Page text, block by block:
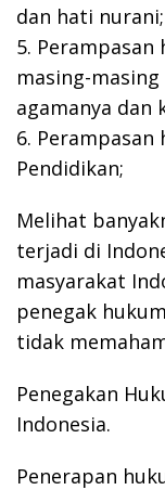
dan hati nurani;
5.
masing-
agamanya dan
6.
Pendidikan;
Melihat
terjadi di
masyarakat
penegak
tidak
Penegakan
Indonesia.
Penerapan